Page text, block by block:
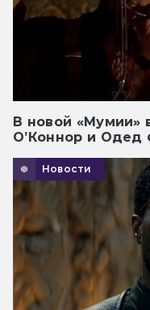
В новой «Мумии»
О’Коннор и Одед
Новости